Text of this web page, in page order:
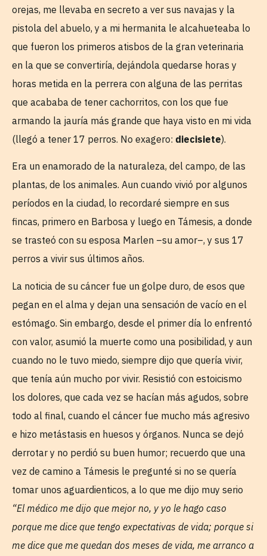
orejas, me llevaba en secreto a ver sus navajas y la
pistola del abuelo, y a mi hermanita le alcahueteaba lo
que fueron los primeros atisbos de la gran veterinaria
en la que se convertiría, dejándola quedarse horas y
horas metida en la perrera con alguna de las perritas
que acababa de tener cachorritos, con los que fue
armando la jauría más grande que haya visto en mi vida
(llegó a tener 17 perros. No exagero: diecisiete).
Era un enamorado de la naturaleza, del campo, de las
plantas, de los animales. Aun cuando vivió por algunos
períodos en la ciudad, lo recordaré siempre en sus
fincas, primero en Barbosa y luego en Támesis, a donde
se trasteó con su esposa Marlen –su amor–, y sus 17
perros a vivir sus últimos años.
La noticia de su cáncer fue un golpe duro, de esos que
pegan en el alma y dejan una sensación de vacío en el
estómago. Sin embargo, desde el primer día lo enfrentó
con valor, asumió la muerte como una posibilidad, y aun
cuando no le tuvo miedo, siempre dijo que quería vivir,
que tenía aún mucho por vivir. Resistió con estoicismo
los dolores, que cada vez se hacían más agudos, sobre
todo al final, cuando el cáncer fue mucho más agresivo
e hizo metástasis en huesos y órganos. Nunca se dejó
derrotar y no perdió su buen humor; recuerdo que una
vez de camino a Támesis le pregunté si no se quería
tomar unos aguardienticos, a lo que me dijo muy serio
“El médico me dijo que mejor no, y yo le hago caso
porque me dice que tengo expectativas de vida; porque si
me dice que me quedan dos meses de vida, me arranco a